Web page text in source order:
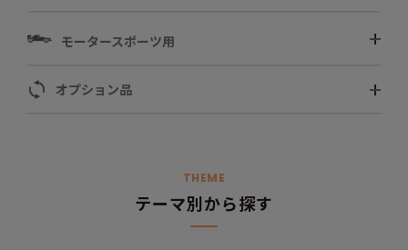
モータースポーツ用
オプション品
THEME
テーマ別から探す